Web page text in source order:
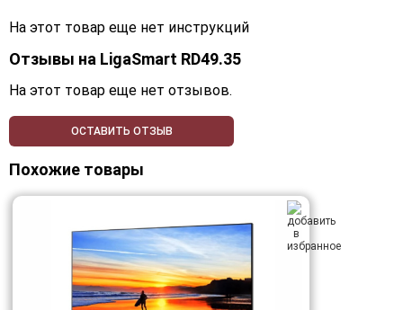
На этот товар еще нет инструкций
Отзывы на LigaSmart RD49.35
На этот товар еще нет отзывов.
ОСТАВИТЬ ОТЗЫВ
Похожие товары